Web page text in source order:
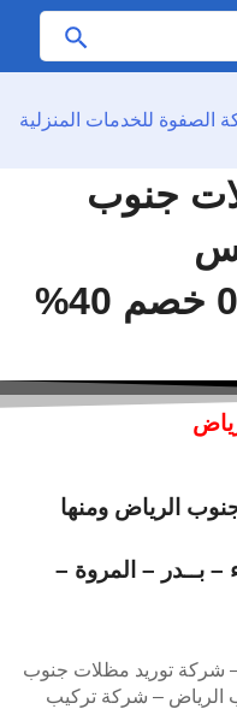
جنوب
00201006307526 خصم 40%
الرياض ومنها
– بــدر – المروة –
شركة توريد مظلات جنوب
الرياض – شركة تركيب